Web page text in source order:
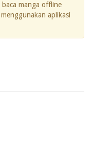
baca manga offline
aplikasi